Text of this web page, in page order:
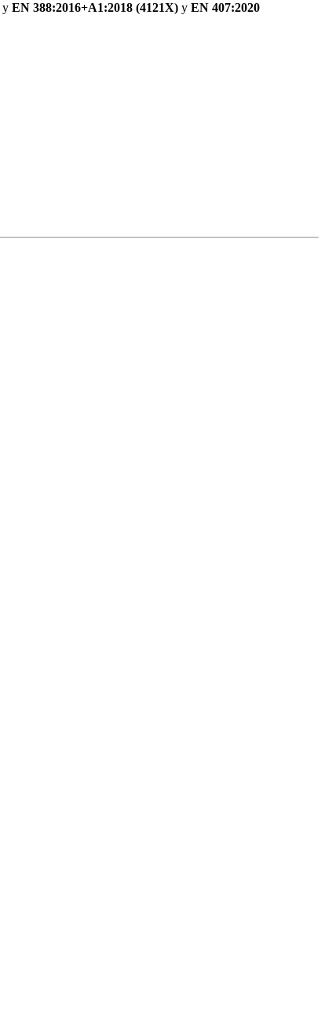
y EN 388:2016+A1:2018 (4121X) y EN 407:2020